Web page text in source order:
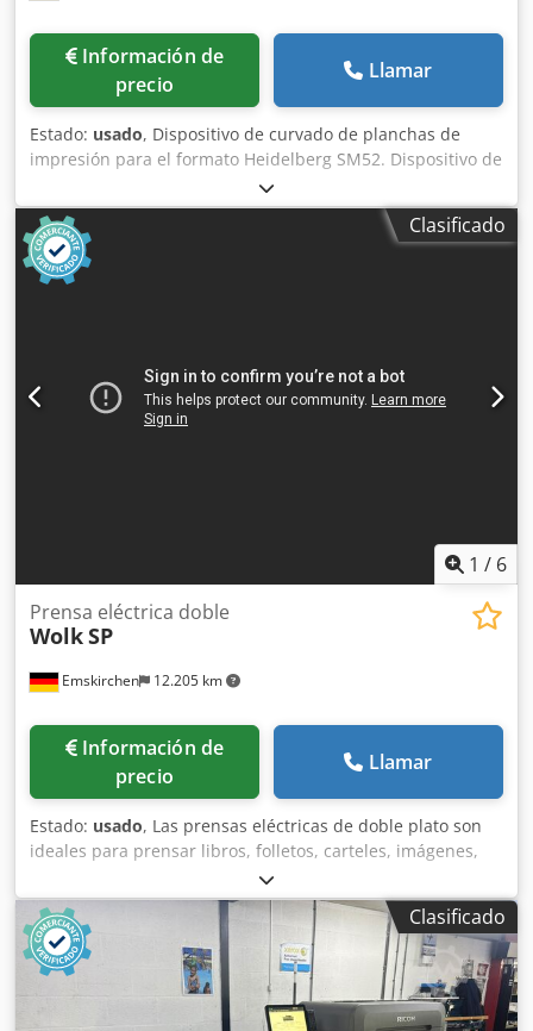
Información de
precio
Llamar
Estado: usado, Dispositivo de curvado de planchas de
impresión para el formato Heidelberg SM52. Dispositivo de
curvado de planchas de impresión - NELA GS. Año de
fabricación: 1997 - Número de serie: 1144/41 Dispositivo
de curvado de planchas de impresión para el formato
Heidelberg SM52. Inspección en vídeo en línea a través de
WhatsApp, MS Zoom o Telegram. En stock en
Clasificado
1 / 6
Emskirchen 12.205 km
Prensa eléctrica doble
WolkSP
Información de
precio
Llamar
Estado: usado, Las prensas eléctricas de doble plato son
ideales para prensar libros, folletos, carteles, imágenes,
etc. Prensa eléctrica de doble plato / Prensa eléctrica
gemela Wolk SP Número de serie: 909 Presión máxima de
la prensa: 2500 kg Superficie de prensado: sí, cada plato
tiene una superficie de 340 x 430 mm Presión de prensado
ajustable Dcodpfxszr Iqls Aqgjk Inspección por vídeo en
línea a través de WhatsApp, MS Zoom o Telegram.
Disponible en stock en Emskirchen/Núremberg. Entrega
Clasificado